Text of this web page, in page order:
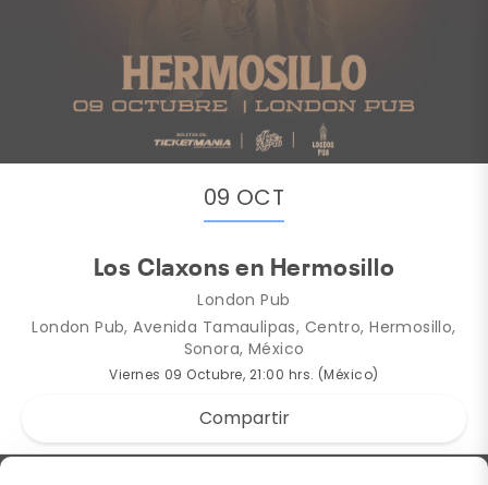
09 OCT
Los Claxons en Hermosillo
London Pub
London Pub, Avenida Tamaulipas, Centro, Hermosillo,
Sonora, México
Viernes 09 Octubre, 21:00 hrs. (México)
Compartir